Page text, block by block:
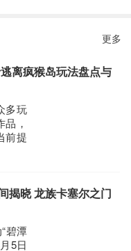
比较喜欢用UC浏览器，当
址栏上直接输入最新防监
载。然后点击搜索，我们
监听大师下载的相关信息
荚这类比较知名的网站
页，我们可以看到网站头
载和普通下载，能选择安
更多
离疯猴岛玩法盘点与
多玩
，
前提
旗
式公
时
揭晓 龙族卡塞尔之门
碧潭
5日